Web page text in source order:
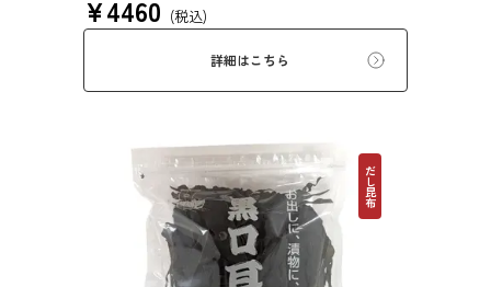
す。
¥4460 (税込)
詳細はこちら
だし昆布